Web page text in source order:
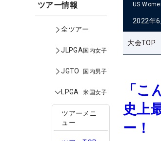
ツアー情報
全ツアー
JLPGA国内女子
JGTO 国内男子
LPGA 米国女子
ツアーメニ
ュー
US
2022年
大会TOP
「
史上
ー！